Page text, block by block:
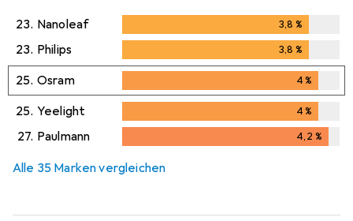
23. Nanoleaf 3,8 %
3,8%
23. Philips 3,8 %
3,8%
25. Osram 4%
4%
25. Yeelight 4%
4%
27. Paulmann 4,2 %
Alle 35 Marken vergleichen